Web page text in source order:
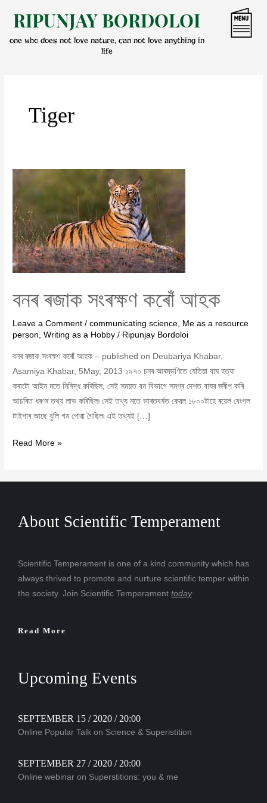
content
RIPUNJAY BORDOLOI
one who does not love nature, can not love anything in
life
Tiger
বনৰ ৰজাক সংৰক্ষণ কৰোঁ আহক
Leave a Comment /communicating science
Me as a resource
person ,Writing as a Hobby / Ripunjay Bordoloi
বনৰ ৰজাক সংৰক্ষণ কৰোঁ আহক – published on Deubariya Khabar,
Asamiya Khabar, 5May, 2013 ১৯৭০ চনৰ আৰম্ভণিতে যেতিয়া বাঘ হত্যা
কৰাটো আইন মতে নিষিদ্ধ কৰিছিল; সেই সময়ত বন বিভাগে সমগ্ৰ দেশত বাঘৰ জৰীপ কৰি
আচৰিত ধৰণৰ তথ্য লাভ কৰিছিল৷ সেই তথ্য মতে ভাৰতবৰ্ষত কেৱল ১৮০০টাহে ৰয়েল বেংগল
টাইগাৰ আছে বুলি গম পোৱা গৈছিল৷ এই তথ্যই […]
সংৰক্ষণ
কৰোঁ
আহক
Read More »
About Scientific Temperament
Scientific Temperament is one of a kind community which has
always thrived to promote and nurture scientific temper within
the society. Join Scientific Temperament today
Read More
Upcoming Events
SEPTEMBER 15 / 2020 / 20:00
Online Popular Talk on Science & Superistition
SEPTEMBER 27 / 2020 / 20:00
Online webinar on Superstitions: you & me